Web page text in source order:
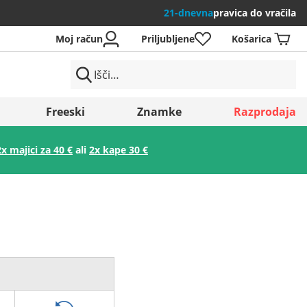
21-dnevnapravica do vračila
Shrani
Moj račun Priljubljene Košarica
Freeski Znamke Razprodaja
majici za 40 €ali 2x kape 30 €